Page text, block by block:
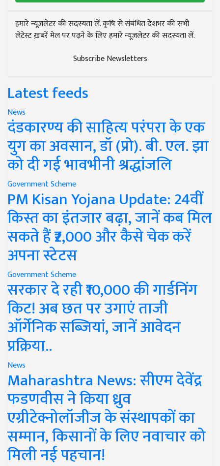
हमारे न्यूज़लेटर की सदस्यता लें. कृषि से संबंधित देशभर की सभी
लेटेस्ट ख़बरें मेल पर पढ़ने के लिए हमारे न्यूज़लेटर की सदस्यता लें.
Subscribe Newsletters
Latest feeds
News
दंडकारण्य की साहित्य परंपरा के एक
युग का अवसान, डॉ (प्रो). बी. एल. झा
को दी गई भावभीनी श्रद्धांजलि
Government Scheme
PM Kisan Yojana Update: 24वीं
किस्त का इंतजार बढ़ा, जानें कब मिल
सकते हैं ₹2,000 और कैसे चेक करें
अपना स्टेटस
Government Scheme
सरकार दे रही ₹10,000 की गार्डनिंग
किट! अब छत पर उगाएं ताजी
ऑर्गेनिक सब्जियां, जानें आवेदन
प्रक्रिया..
News
Maharashtra News: सीएम देवेंद्र
फडणवीस ने किया ध्रुव
एग्रीटेक्नोलॉजीज के संस्थापकों का
सम्मान, किसानों के लिए नवाचार को
मिली नई पहचान!